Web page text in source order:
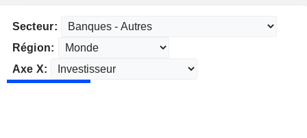
Secteur:
Région:
Axe X: